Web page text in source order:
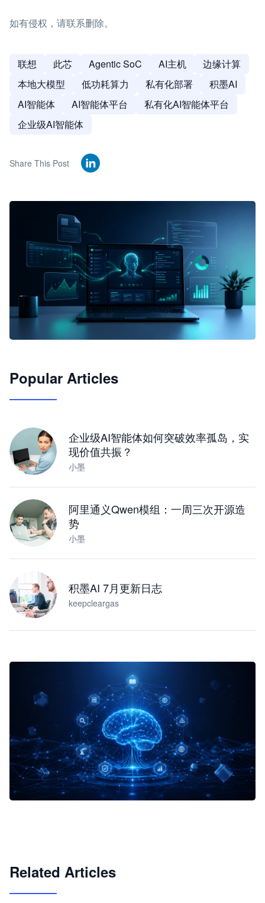
如有侵权，请联系删除。
联想 此芯 Agentic SoC AI主机
边缘计算
本地大模型
低功耗算力 私有化部署
积墨AI
AI智能体
AI智能体平台
私有化AI智能体平台
企业级AI智能体
Share This Post
JimoClaw 桌面 AI Agent 工作台
Popular Articles
企业级AI智能体如何突破效率孤岛，实
现价值共振？
小墨
阿里通义Qwen模组：一周三次开源造
势
小墨
积墨AI 7月更新日志
keepcleargas
Related Articles